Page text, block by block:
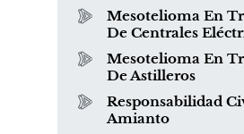
Mesotelioma En
De Centrales
Mesotelioma En
De Astilleros
Responsabilidad
Amianto